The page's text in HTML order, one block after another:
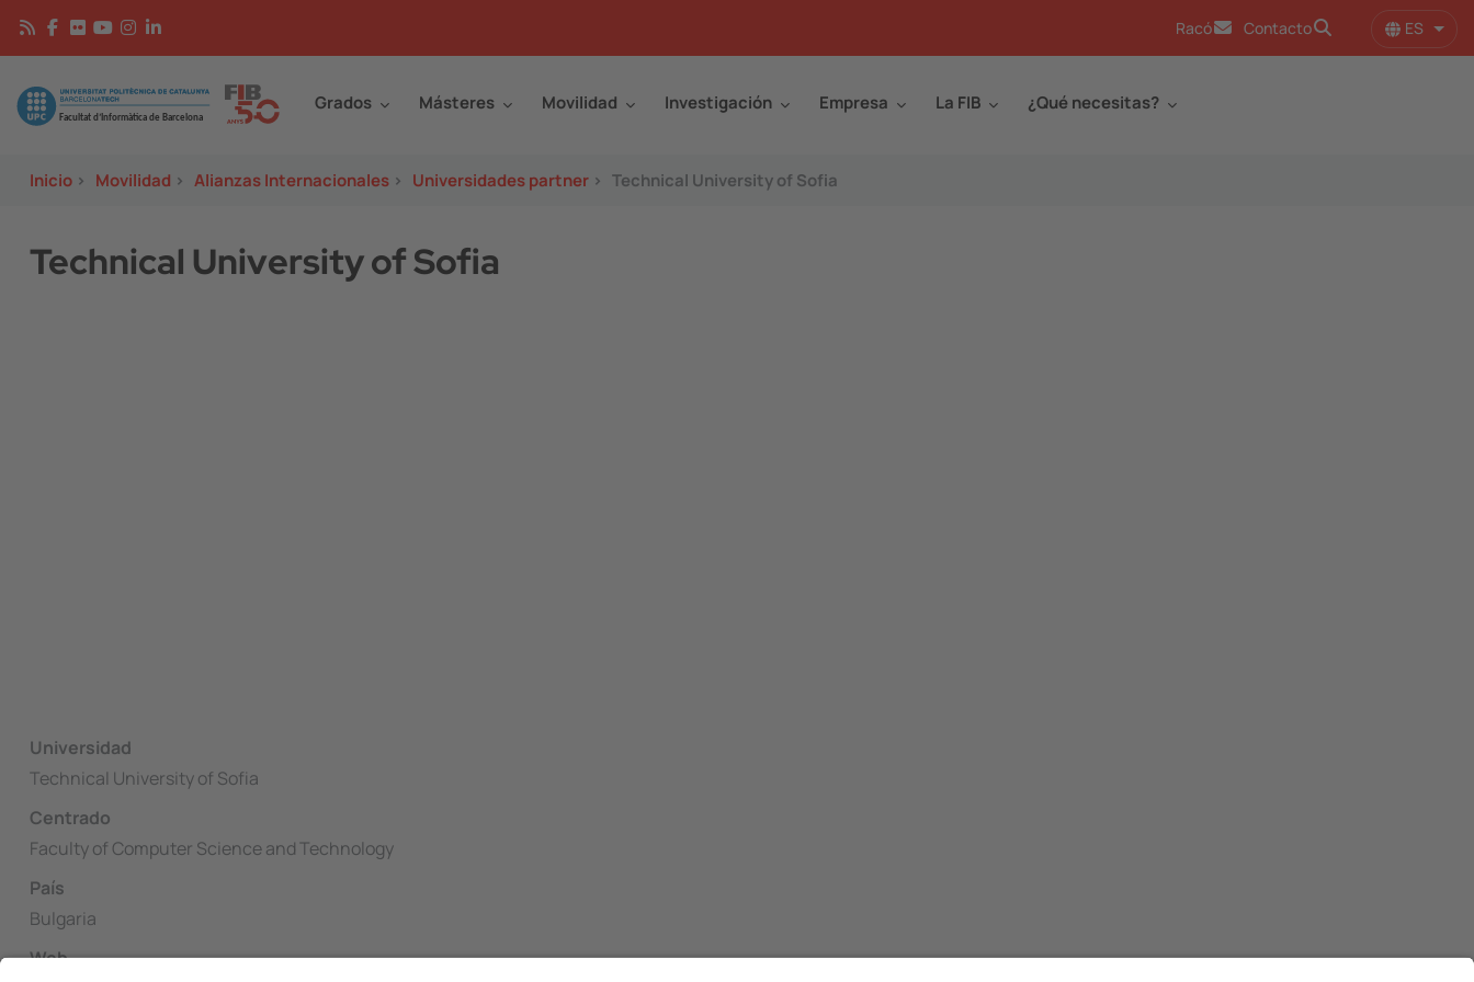
Pasar al contenido principal
Racó Contacto ES
Image Grados Másteres Movilidad Investigación Empresa La FIB ¿Qué necesitas?
Inicio > Movilidad > Alianzas Internacionales > Universidades partner > Technical University of Sofia
Technical University of Sofia
Universidad
Technical University of Sofia
Centrado
Faculty of Computer Science and Technology
País
Bulgaria
Web